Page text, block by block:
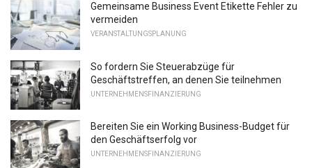
Gemeinsame Business Event Etikette Fehler zu
vermeiden
VERANSTALTUNGSPLANUNG
So fordern Sie Steuerabzüge für
Geschäftstreffen, an denen Sie teilnehmen
UNTERNEHMENSFINANZIERUNG
Bereiten Sie ein Working Business-Budget für
den Geschäftserfolg vor
UNTERNEHMENSFINANZIERUNG